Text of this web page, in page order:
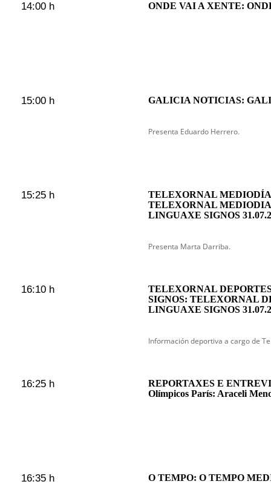
14:00 h ONDE VAI A XENTE:
15:00 h GALICIA NOTICIAS:
Presenta Eduardo Herrero.
15:25 h
TELEXORNAL
TELEXORNAL
LINGUAXE SIGNOS
Presenta Marta Darriba.
16:10 h
TELEXORNAL
SIGNOS: TELEXORNAL
LINGUAXE SIGNOS
Información deportiva a cargo de
16:25 h
REPORTAXES E
Olímpicos París: Araceli
16:35 h O TEMPO: O TEMPO